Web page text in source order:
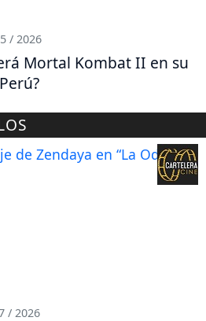
/ 2026
Mortal Kombat II en su
/ 2026